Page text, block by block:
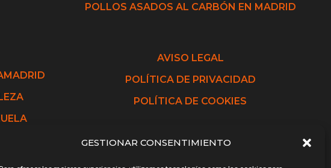
GESTIONAR CONSENTIMIENTO
POLLOS ASADOS AL CARBÓN EN MADRID
AVISO LEGAL
POLÍTICA DE PRIVACIDAD
POLÍTICA DE COOKIES